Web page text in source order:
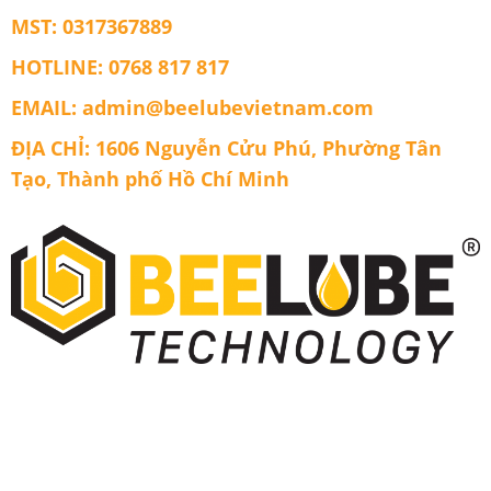
MST: 0317367889
HOTLINE: 0768 817 817
EMAIL: admin@beelubevietnam.com
ĐỊA CHỈ: 1606 Nguyễn Cửu Phú, Phường Tân
Tạo, Thành phố Hồ Chí Minh